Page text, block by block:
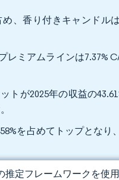
、香り付きキャンドル
ミアムラインは7.37%
が2025年の収益の
を占めてトップとなり
定フレームワークを使